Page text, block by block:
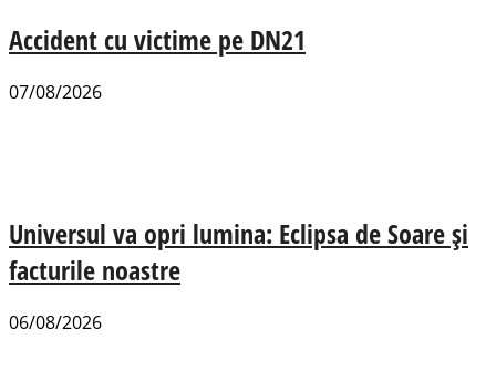
Accident cu victime pe DN21
07/08/2026
Universul va opri lumina: Eclipsa de Soare și
facturile noastre
06/08/2026